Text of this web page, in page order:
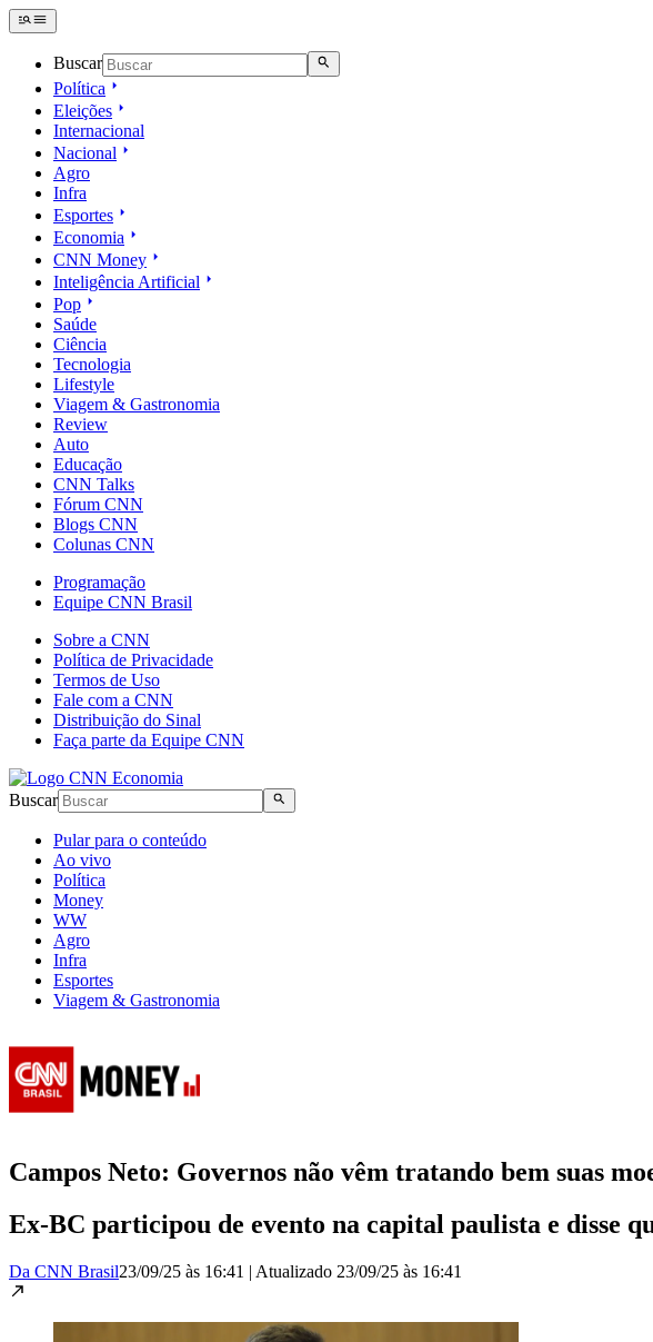
Buscar
Política
Eleições
Internacional
Nacional
Agro
Infra
Esportes
Economia
CNN Money
Inteligência Artificial
Pop
Saúde
Ciência
Tecnologia
Lifestyle
Viagem & Gastronomia
Review
Auto
Educação
CNN Talks
Fórum CNN
Blogs CNN
Colunas CNN
Programação
Equipe CNN Brasil
Sobre a CNN
Política de Privacidade
Termos de Uso
Fale com a CNN
Distribuição do Sinal
Faça parte da Equipe CNN
Buscar
Pular para o conteúdo
Ao vivo
Política
Money
WW
Agro
Infra
Esportes
Viagem & Gastronomia
Campos Neto: Governos não vêm tratando bem suas
Ex-BC participou de evento na capital paulista e disse
Da CNN Brasil23/09/25 às 16:41 | Atualizado 23/09/25 às 16:41